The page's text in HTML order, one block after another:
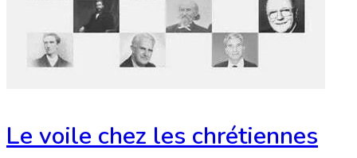
Le voile chez les chrétiennes